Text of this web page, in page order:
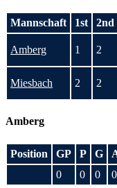
Mannschaft 1st 2nd
Amberg 1 2
Miesbach 2 2
Amberg
Position GP P G
0
0 0 0